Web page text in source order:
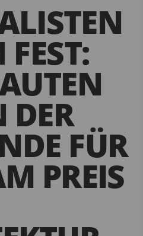
FEST:
DER
FÜR
PREIS